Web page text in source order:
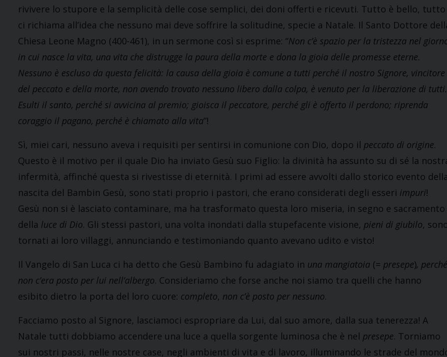
rivivere lo stupore e la semplicità delle cose semplici, dei doni offerti e ricevuti. Tutto è bello, tutto
ci richiama all’idea che nessuno mai deve soffrire la solitudine, specie a Natale. Il Santo Dottore
Chiesa Leone Magno (400-461), in un sermone così si esprime: “Non c’è spazio per la tristezza nel
in cui nasce la vita, una vita che distrugge la paura della morte e dona la gioia delle promesse eterne.
Nessuno è escluso da questa felicità: la causa della gioia è comune a tutti perché il nostro Signore, vincitore
del peccato e della morte, non avendo trovato nessuno libero dalla colpa, è venuto per la liberazione di tutti.
Esulti il santo, perché si avvicina al premio; gioisca il peccatore, perché gli è offerto il perdono; riprenda
coraggio il pagano, perché è chiamato alla vita”!
Sì, miei cari, nessuno aveva i requisiti per sentirsi in comunione con Dio, dopo il peccato di origine.
Questo è il motivo per il quale Dio ha inviato Gesù suo Figlio: la divinità ha assunto su di sé la
infermità, affinché questa si rivestisse di eternità. I primi ad essere avvolti dallo storico evento della
nascita del Bambin Gesù, sono stati proprio i pastori, che erano considerati degli esseri impuri!
Gesù non si è lasciato contaminare, ma ha trasformato questa loro miseria, in segno e sacramento
della luce di Dio. Gli stessi pastori, una volta inondati dalla stupefacente visione, pieni di giubilo,
tornati ai loro villaggi, annunciando e testimoniando quanto avevano udito e visto!
Il Vangelo di San Luca ci ha detto che Gesù Bambino fu adagiato in una mangiatoia (= presepe), perché
non c’era posto per lui nell’albergo. Consideriamo che forse anche noi siamo tra quelli che hanno
esibito dietro la porta del loro cuore: completo, non c’è posto per nessuno.
Facciamo posto al Signore, lasciamoci espropriare da Lui, dal suo amore, dalla sua tenerezza! A
Natale tutti dobbiamo accendere una luce a quella sorgente luminosa che è nel presepe. Torniamo
sui nostri passi, nelle nostre case, negli ambienti di vita e di lavoro, illuminando le strade del